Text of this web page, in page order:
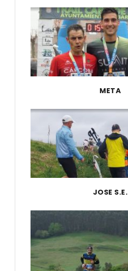
META
JOSE S.E.